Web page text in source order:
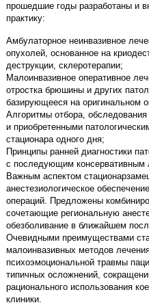
прошедшие годы разработаны и
практику:
Амбулаторное неинвазивное
опухолей, основанное на
деструкции, склеротерапии;
Малоинвазивное оперативное
отростка брюшины и других
базирующееся на оригинальном
Алгоритмы отбора,
и приобретенными
стационара одного дня;
Принципы ранней диагностики
с последующим консервативным
Важным аспектом
анестезиологическое
операций. Предложены
сочетающие региональную
обезболивание в ближайшем
Очевидными преимуществами
малоинвазивных методов
психоэмоциональной травмы
типичных осложнений,
рационального использования
клиники.